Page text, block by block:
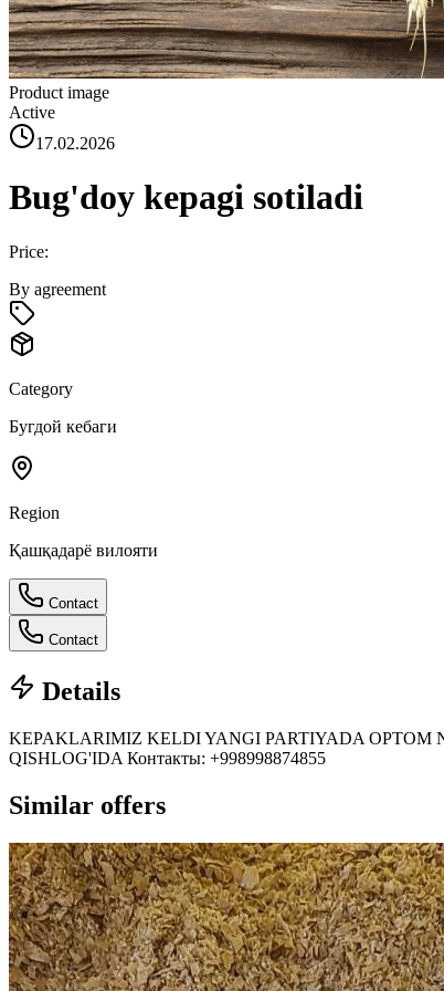
Product image
Active
17.02.2026
Bug'doy kepagi sotiladi
Price:
By agreement
Category
Бугдой кебаги
Region
Қашқадарё вилояти
Contact
Contact
Details
KEPAKLARIMIZ KELDI YANGI PARTIYADA
QISHLOG'IDA Контакты: +998998874855
Similar offers